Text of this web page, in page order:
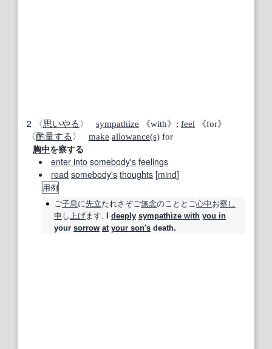
2 〈思いやる 〉 sympathize 《with》; feel 《for》
〈酌量する 〉 make allowance(s) for
胸中を察する
enter into somebody's feelings
read somebody's thoughts [mind]
用例
ご子息に先立たれさぞご無念のこととご心中お察し
申 し上げます. deeply sympathize with you in
your sorrow at your son's death.